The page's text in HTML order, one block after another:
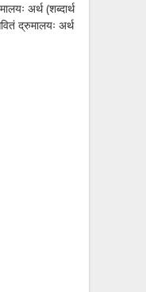
अर्थ (शब्दार्थ
द्रुमालयः अर्थ